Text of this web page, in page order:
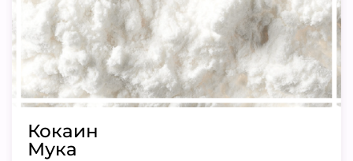
Кокаин
Мука